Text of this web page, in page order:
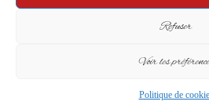
Refuser
Voir les
Politique de
Your email address will not be published.